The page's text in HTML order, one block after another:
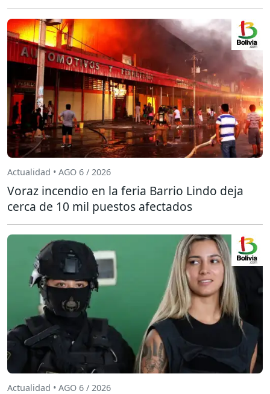
Actualidad • AGO 6 / 2026
Voraz incendio en la feria Barrio Lindo deja
cerca de 10 mil puestos afectados
Actualidad • AGO 6 / 2026